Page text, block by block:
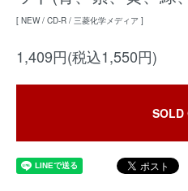
[ NEW / CD-R / 三菱化学メディア ]
1,409円(税込1,550円)
SOLD